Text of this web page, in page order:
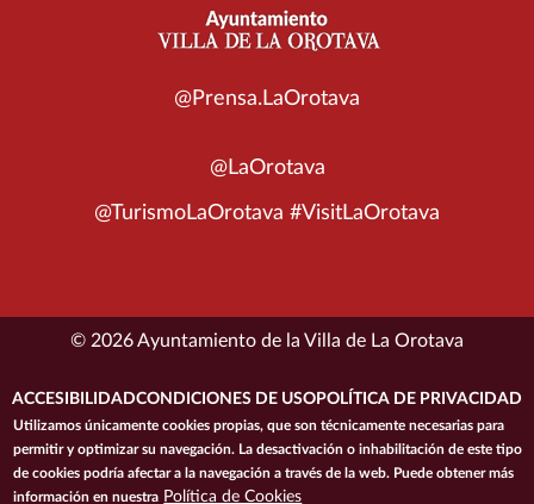
@Prensa.LaOrotava
@LaOrotava
@TurismoLaOrotava #VisitLaOrotava
© 2026 Ayuntamiento de la Villa de La Orotava
ACCESIBILIDADCONDICIONES DE USO POLÍTICA DE PRIVACIDAD
POLÍTICA DE COOKIES MAPA DEL SITIO
Utilizamos únicamente cookies propias, que son técnicamente necesarias para
permitir y optimizar su navegación. La desactivación o inhabilitación de este tipo
de cookies podría afectar a la navegación a través de la web. Puede obtener más
información en nuestra Política de Cookies